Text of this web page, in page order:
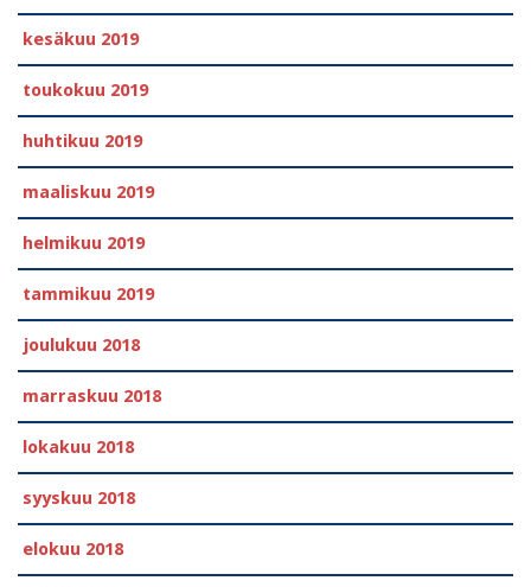
kesäkuu 2019
toukokuu 2019
huhtikuu 2019
maaliskuu 2019
helmikuu 2019
tammikuu 2019
joulukuu 2018
marraskuu 2018
lokakuu 2018
syyskuu 2018
elokuu 2018